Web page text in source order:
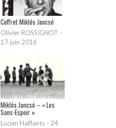
Coffret Miklós Jancsó
Olivier ROSSIGNOT -
17 juin 2016
Miklós Jancsó – « Les
Sans-Espoir »
Lucien Halflants - 24